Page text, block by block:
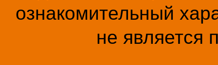
ознакомительный
не является